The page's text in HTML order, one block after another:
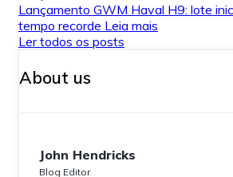
Lançamento GWM Haval H9: lote
tempo recorde Leia mais
Ler todos os posts
About us
John Hendricks
Blog Editor